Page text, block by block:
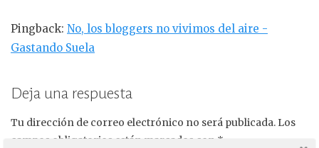
Pingback: No, los bloggers no vivimos del aire -
Gastando Suela
Deja una respuesta
Tu dirección de correo electrónico no será publicada. Los
campos obligatorios están marcados con *